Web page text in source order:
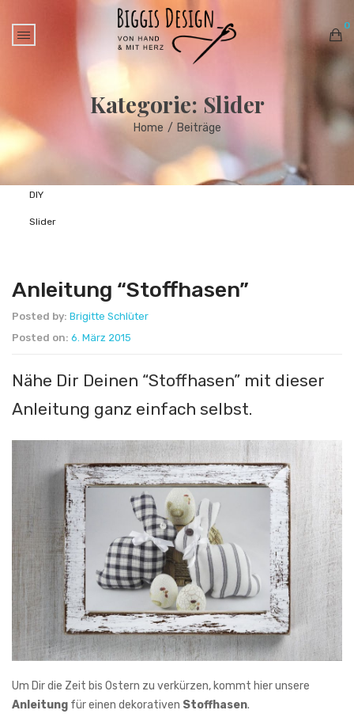
0
Kategorie: Slider
Home / Beiträge
DIY
Slider
Anleitung “Stoffhasen”
Posted by: Brigitte Schlüter
Posted on: 6. März 2015
Nähe Dir Deinen “Stoffhasen” mit dieser
Anleitung ganz einfach selbst.
Um Dir die Zeit bis Ostern zu verkürzen, kommt hier unsere
Anleitung für einen dekorativen Stoffhasen.